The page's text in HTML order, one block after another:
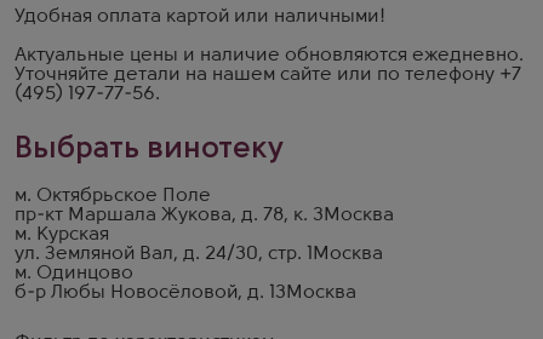
Удобная оплата картой или наличными!
Актуальные цены и наличие обновляются ежедневно.
Уточняйте детали на нашем сайте или по телефону +7
(495) 197-77-56.
Выбрать винотеку
м. Октябрьское Поле
пр-кт Маршала Жукова, д. 78, к. 3 Москва
м. Курская
ул. Земляной Вал, д. 24/30, стр. 1
Москва
м. Одинцово
б-р Любы Новосёловой, д. 13 Москва